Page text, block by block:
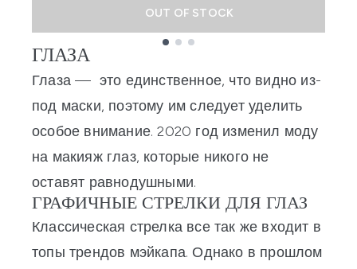
OUT OF STOCK
Showing slide 1
ГЛАЗА
Глаза— это единственное, что видно из-
под маски, поэтому им следует уделить
особое внимание. 2020 год изменил моду
на макияж глаз, которые никого не
оставят равнодушными.
ГРАФИЧНЫЕ СТРЕЛКИ ДЛЯ ГЛАЗ
Классическая стрелка все так же входит в
топы трендов мэйкапа. Однако в прошлом